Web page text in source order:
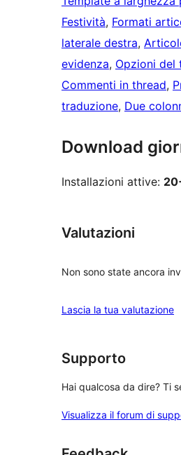
Festività, Formati
laterale destra,
evidenza, Opzioni del
Commenti in thread,
traduzione, Due
Download
Installazioni attive:
Valutazioni
Non sono state ancora
Lascia la tua valutazione
Supporto
Hai qualcosa da dire? Ti
Visualizza il forum di